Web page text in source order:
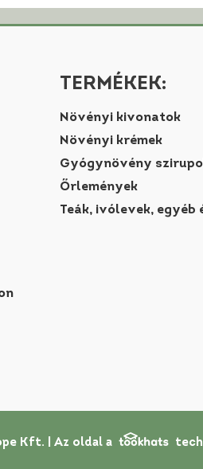
TERMÉKEK:
Növényi kivonatok
Növényi krémek
Gyógynövény
Őrlemények
Teák, ivólevek, egyéb
Kft. | Az oldal a